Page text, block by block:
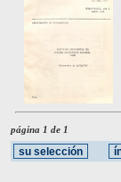
página 1 de 1